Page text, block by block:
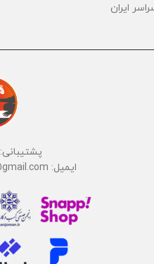
ایران
پشتیبانی: 09919485113
ایمیل: panahgah.petshop@gmail.com